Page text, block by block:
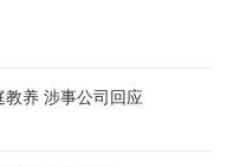
养 涉事公司回应